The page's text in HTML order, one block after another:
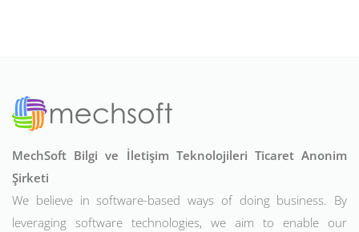
MechSoft Bilgi ve İletişim Teknolojileri Ticaret Anonim
Şirketi
We believe in software-based ways of doing business. By
leveraging software technologies, we aim to enable our